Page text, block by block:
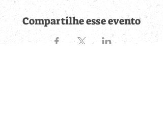
Compartilhe esse evento